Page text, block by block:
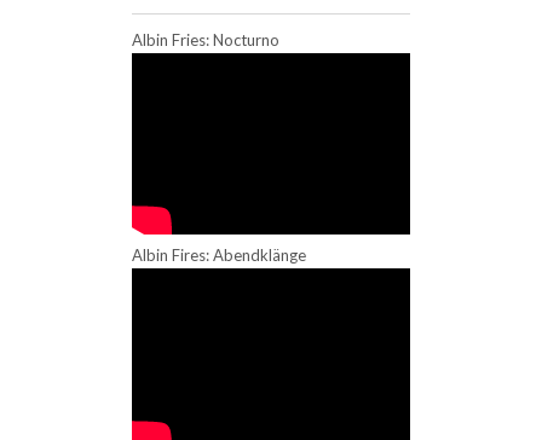
Albin Fries: Nocturno
Albin Fires: Abendklänge